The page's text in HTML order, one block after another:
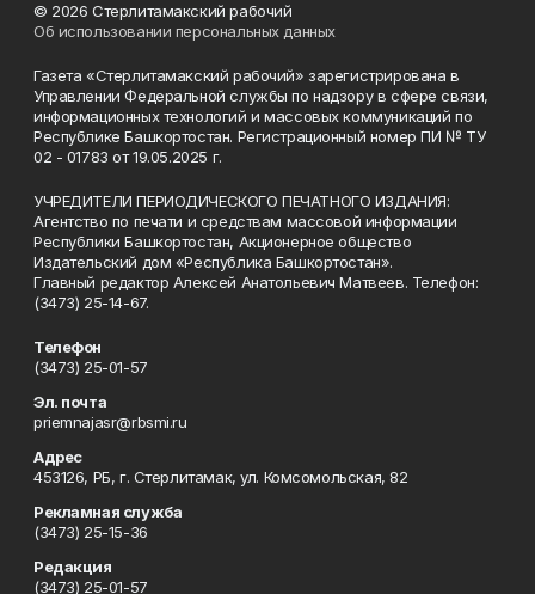
© 2026 Стерлитамакский рабочий
Об использовании персональных данных
Газета «Стерлитамакский рабочий» зарегистрирована в
Управлении Федеральной службы по надзору в сфере связи,
информационных технологий и массовых коммуникаций по
Республике Башкортостан. Регистрационный номер ПИ № ТУ
02 - 01783 от 19.05.2025 г.
УЧРЕДИТЕЛИ ПЕРИОДИЧЕСКОГО ПЕЧАТНОГО ИЗДАНИЯ:
Агентство по печати и средствам массовой информации
Республики Башкортостан, Акционерное общество
Издательский дом «Республика Башкортостан».
Главный редактор Алексей Анатольевич Матвеев. Телефон:
(3473) 25-14-67.
Телефон
(3473) 25-01-57
Эл. почта
priemnajasr@rbsmi.ru
Адрес
453126, РБ, г. Стерлитамак, ул. Комсомольская, 82
Рекламная служба
(3473) 25-15-36
Редакция
(3473) 25-01-57